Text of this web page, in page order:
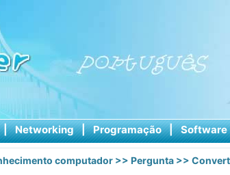
| Networking | Programação | Software
computador >> Pergunta >>